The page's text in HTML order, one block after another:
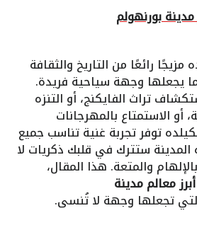
مدينة بورنهولم
رائعًا من التاريخ والثقافة
يجعلها وجهة سياحية فريدة.
تراث الفايكنج، أو التنزه
أو الاستمتاع بالمهرجانات
توفر تجربة غنية تناسب جميع
المدينة ستترك في قلبك ذكريات لا
والمتعة. هذا المقال،
أبرز معالم مدينة
تجعلها وجهة لا تُنسى.